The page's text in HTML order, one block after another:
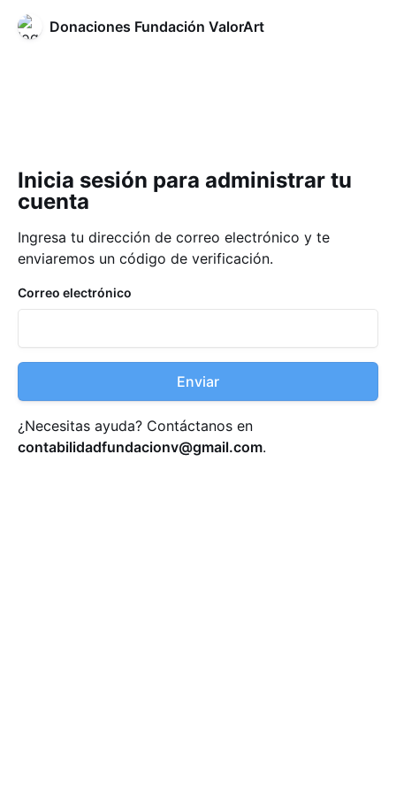
Inicia sesión para administrar tu
cuenta
Ingresa tu dirección de correo electrónico y te
enviaremos un código de verificación.
Correo electrónico
Enviar
¿Necesitas ayuda? Contáctanos en
contabilidadfundacionv@gmail.com.
Donaciones Fundación ValorArt